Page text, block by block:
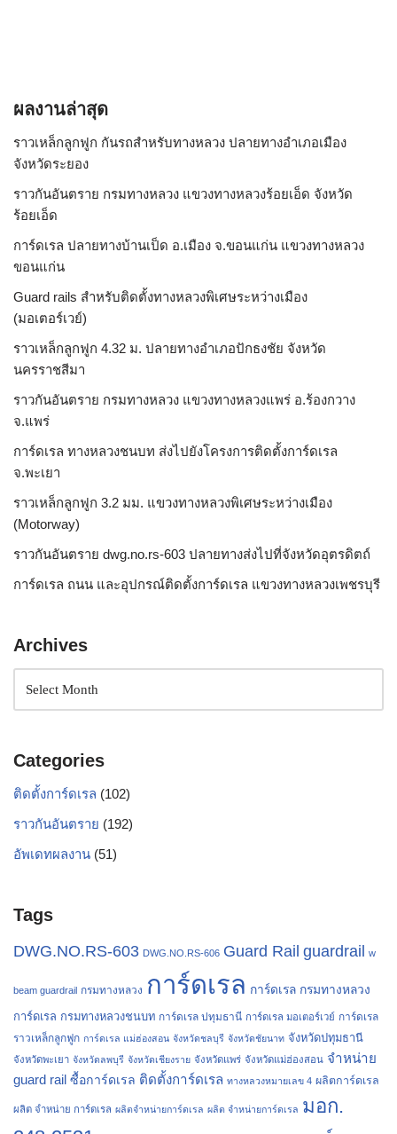
ผลงานล่าสุด
ราวเหล็กลูกฟูก กันรถสําหรับทางหลวง ปลายทางอำเภอเมือง
จังหวัดระยอง
ราวกันอันตราย กรมทางหลวง แขวงทางหลวงร้อยเอ็ด จังหวัด
ร้อยเอ็ด
การ์ดเรล ปลายทางบ้านเป็ด อ.เมือง จ.ขอนแก่น แขวงทางหลวง
ขอนแก่น
Guard rails สำหรับติดตั้งทางหลวงพิเศษระหว่างเมือง
(มอเตอร์เวย์)
ราวเหล็กลูกฟูก 4.32 ม. ปลายทางอำเภอปักธงชัย จังหวัด
นครราชสีมา
ราวกันอันตราย กรมทางหลวง แขวงทางหลวงแพร่ อ.ร้องกวาง
จ.แพร่
การ์ดเรล ทางหลวงชนบท ส่งไปยังโครงการติดตั้งการ์ดเรล
จ.พะเยา
ราวเหล็กลูกฟูก 3.2 มม. แขวงทางหลวงพิเศษระหว่างเมือง
(Motorway)
ราวกันอันตราย dwg.no.rs-603 ปลายทางส่งไปที่จังหวัดอุตรดิตถ์
การ์ดเรล ถนน และอุปกรณ์ติดตั้งการ์ดเรล แขวงทางหลวงเพชรบุรี
Archives
Categories
ติดตั้งการ์ดเรล (102)
ราวกันอันตราย (192)
อัพเดทผลงาน (51)
Tags
DWG.NO.RS-603 DWG.NO.RS-606 Guard Rail guardrail w
beam guardrail กรมทางหลวง การ์ดเรล การ์ดเรล กรมทางหลวง
การ์ดเรล กรมทางหลวงชนบท การ์ดเรล ปทุมธานี การ์ดเรล มอเตอร์เวย์ การ์ดเรล
ราวเหล็กลูกฟูก การ์ดเรล แม่ฮ่องสอน จังหวัดชลบุรี จังหวัดชัยนาท จังหวัดปทุมธานี
จังหวัดพะเยา จังหวัดลพบุรี จังหวัดเชียงราย จังหวัดแพร่ จังหวัดแม่ฮ่องสอน จำหน่าย
guard rail ซื้อการ์ดเรล ติดตั้งการ์ดเรล ทางหลวงหมายเลข 4 ผลิตการ์ดเรล
ผลิต จำหน่าย การ์ดเรล ผลิตจำหน่ายการ์ดเรล ผลิต จำหน่ายการ์ดเรล มอก.